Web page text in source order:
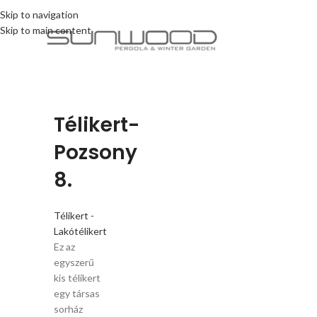
Skip to navigation
Skip to main content
Télikert-
Pozsony
8.
Télikert -
Lakótélikert
Ez az
egyszerű
kis télikert
egy társas
sorház